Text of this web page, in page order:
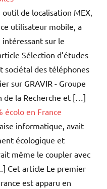
de localisation MEX,
utilisateur mobile, a
sur le
Sélection d’études
sociétal des téléphones
sur GRAVIR - Groupe
de la Recherche et […]
écolo en France
informatique, avait
écologique et
même le coupler avec
Cet article Le premier
est apparu en